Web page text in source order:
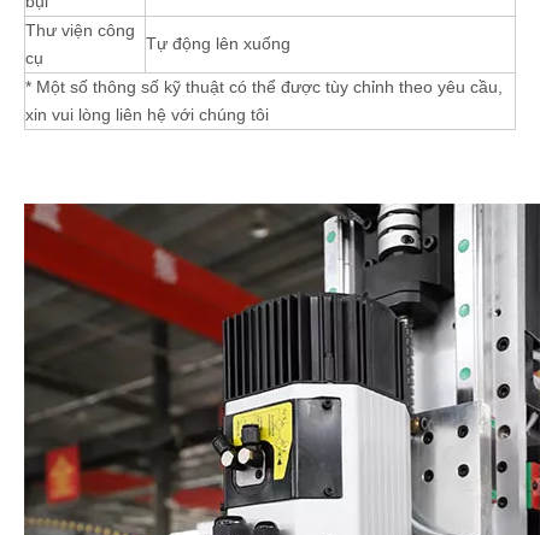
Thư viện công
cụ
Tự động lên xuống
* Một số thông số kỹ thuật có thể được tùy chỉnh theo yêu cầu,
xin vui lòng liên hệ với chúng tôi